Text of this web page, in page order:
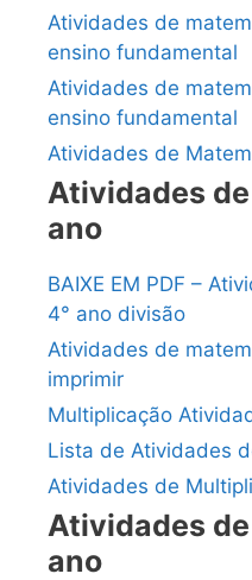
Atividades de
ensino fundamental
Atividades de
ensino fundamental
Atividades de
Atividades
ano
BAIXE EM PDF –
4° ano divisão
Atividades de
imprimir
Multiplicação
Lista de Atividades
Atividades de
Atividades
ano